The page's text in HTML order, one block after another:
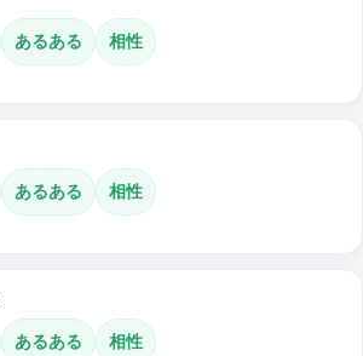
あるある 相性
あるある 相性
あるある 相性